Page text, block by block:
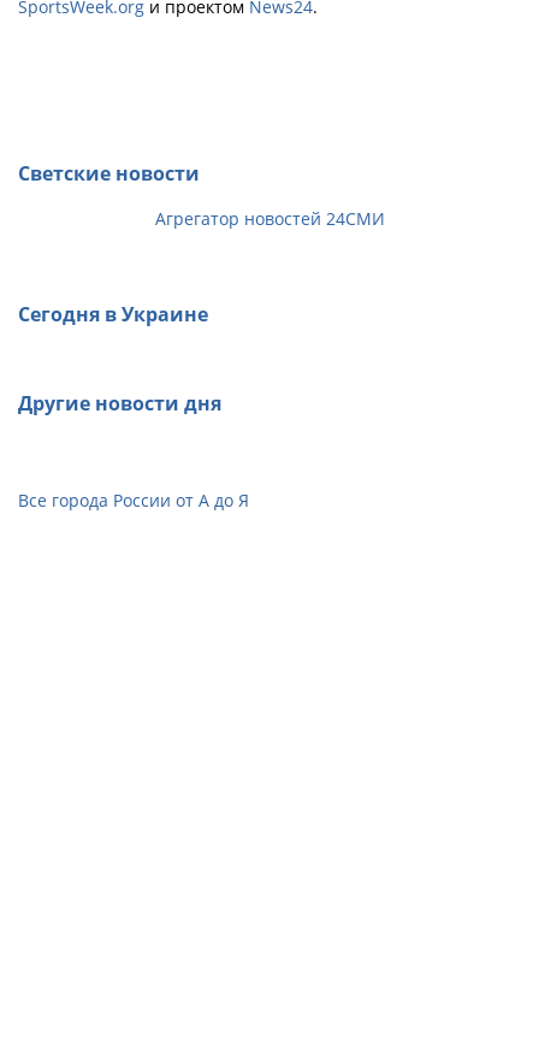
SportsWeek.org и проектом News24.
Светские новости
Агрегатор новостей 24СМИ
Сегодня в Украине
Другие новости дня
Все города России от А до Я